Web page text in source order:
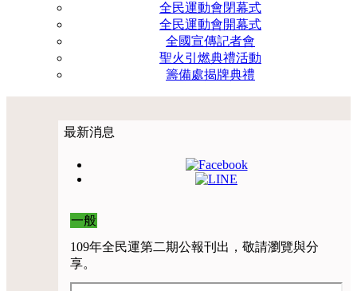
全民運動會閉幕式
全民運動會開幕式
全國宣傳記者會
聖火引燃典禮活動
籌備處揭牌典禮
最新消息
一般
109年全民運第二期公報刊出，敬請瀏覽與分
享。